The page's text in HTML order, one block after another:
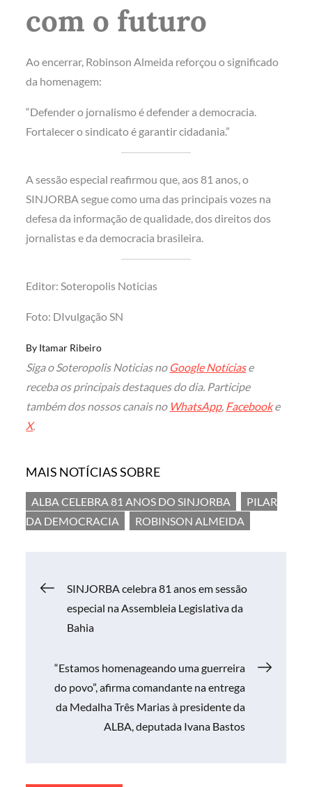
com o futuro
Ao encerrar, Robinson Almeida reforçou o significado
da homenagem:
“Defender o jornalismo é defender a democracia.
Fortalecer o sindicato é garantir cidadania.”
A sessão especial reafirmou que, aos 81 anos, o
SINJORBA segue como uma das principais vozes na
defesa da informação de qualidade, dos direitos dos
jornalistas e da democracia brasileira.
Editor: Soteropolis Noticias
Foto: DIvulgação SN
By Itamar Ribeiro
Siga o Soteropolis Noticias no Google Notíciase
receba os principais destaques do dia. Participe
também dos nossos canais no WhatsApp, Facebooke
X.
MAIS NOTÍCIAS SOBRE
ALBA CELEBRA 81 ANOS DO SINJORBA
PILAR
DA DEMOCRACIA
ROBINSON ALMEIDA
Navegação
de
Post
SINJORBA celebra 81 anos em sessão
especial na Assembleia Legislativa da
Bahia
“Estamos homenageando uma guerreira
do povo”, afirma comandante na entrega
da Medalha Três Marias à presidente da
ALBA, deputada Ivana Bastos